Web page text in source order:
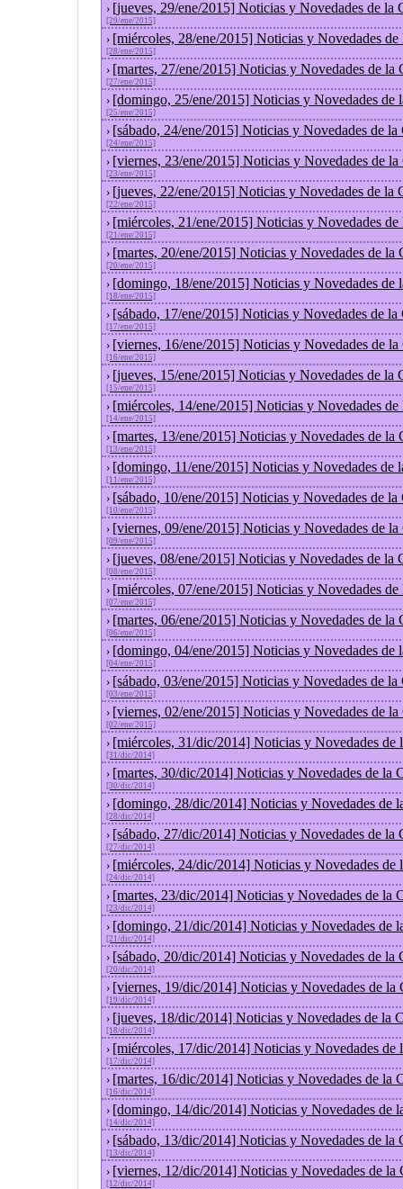
› [jueves, 29/ene/2015] Noticias y Novedades de la
[29/ene/2015]
› [miércoles, 28/ene/2015] Noticias y Novedades
[28/ene/2015]
› [martes, 27/ene/2015] Noticias y Novedades de la
[27/ene/2015]
› [domingo, 25/ene/2015] Noticias y Novedades de
[25/ene/2015]
› [sábado, 24/ene/2015] Noticias y Novedades de la
[24/ene/2015]
› [viernes, 23/ene/2015] Noticias y Novedades de
[23/ene/2015]
› [jueves, 22/ene/2015] Noticias y Novedades de la
[22/ene/2015]
› [miércoles, 21/ene/2015] Noticias y Novedades
[21/ene/2015]
› [martes, 20/ene/2015] Noticias y Novedades de la
[20/ene/2015]
› [domingo, 18/ene/2015] Noticias y Novedades de
[18/ene/2015]
› [sábado, 17/ene/2015] Noticias y Novedades de la
[17/ene/2015]
› [viernes, 16/ene/2015] Noticias y Novedades de
[16/ene/2015]
› [jueves, 15/ene/2015] Noticias y Novedades de la
[15/ene/2015]
› [miércoles, 14/ene/2015] Noticias y Novedades
[14/ene/2015]
› [martes, 13/ene/2015] Noticias y Novedades de la
[13/ene/2015]
› [domingo, 11/ene/2015] Noticias y Novedades de
[11/ene/2015]
› [sábado, 10/ene/2015] Noticias y Novedades de la
[10/ene/2015]
› [viernes, 09/ene/2015] Noticias y Novedades de
[09/ene/2015]
› [jueves, 08/ene/2015] Noticias y Novedades de la
[08/ene/2015]
› [miércoles, 07/ene/2015] Noticias y Novedades
[07/ene/2015]
› [martes, 06/ene/2015] Noticias y Novedades de la
[06/ene/2015]
› [domingo, 04/ene/2015] Noticias y Novedades de
[04/ene/2015]
› [sábado, 03/ene/2015] Noticias y Novedades de la
[03/ene/2015]
› [viernes, 02/ene/2015] Noticias y Novedades de
[02/ene/2015]
› [miércoles, 31/dic/2014] Noticias y Novedades de
[31/dic/2014]
› [martes, 30/dic/2014] Noticias y Novedades de la
[30/dic/2014]
› [domingo, 28/dic/2014] Noticias y Novedades de
[28/dic/2014]
› [sábado, 27/dic/2014] Noticias y Novedades de la
[27/dic/2014]
› [miércoles, 24/dic/2014] Noticias y Novedades de
[24/dic/2014]
› [martes, 23/dic/2014] Noticias y Novedades de la
[23/dic/2014]
› [domingo, 21/dic/2014] Noticias y Novedades de
[21/dic/2014]
› [sábado, 20/dic/2014] Noticias y Novedades de la
[20/dic/2014]
› [viernes, 19/dic/2014] Noticias y Novedades de la
[19/dic/2014]
› [jueves, 18/dic/2014] Noticias y Novedades de la
[18/dic/2014]
› [miércoles, 17/dic/2014] Noticias y Novedades de
[17/dic/2014]
› [martes, 16/dic/2014] Noticias y Novedades de la
[16/dic/2014]
› [domingo, 14/dic/2014] Noticias y Novedades de
[14/dic/2014]
› [sábado, 13/dic/2014] Noticias y Novedades de la
[13/dic/2014]
› [viernes, 12/dic/2014] Noticias y Novedades de la
[12/dic/2014]